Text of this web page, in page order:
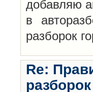
добавляю
в
разборок
Re:
разборок